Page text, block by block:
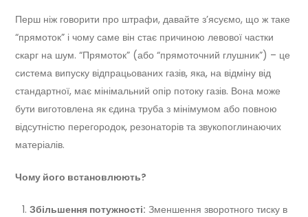
Перш ніж говорити про штрафи, давайте з’ясуємо, що ж таке
“прямоток” і чому саме він стає причиною левової частки
скарг на шум. “Прямоток” (або “прямоточний глушник”) – це
система випуску відпрацьованих газів, яка, на відміну від
стандартної, має мінімальний опір потоку газів. Вона може
бути виготовлена як єдина труба з мінімумом або повною
відсутністю перегородок, резонаторів та звукопоглинаючих
матеріалів.
Чому його встановлюють?
Збільшення потужності: Зменшення зворотного тиску в